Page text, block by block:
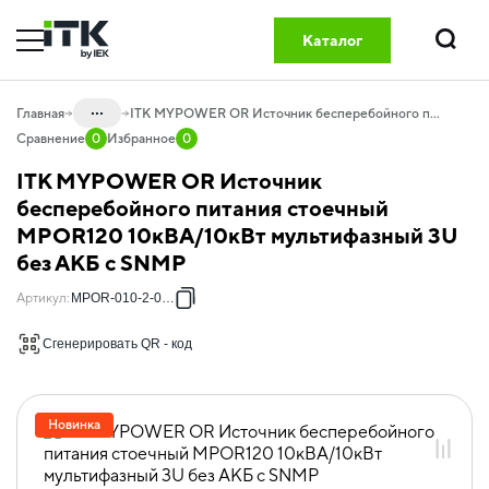
Каталог
Поиск
Главная ...
20.05 Электропитание и мониторинг
20.05.05 ИБП трехфазные
DATAPOWER
20.05.05.02 ИБП трехфазные
ITK MYPOWER OR Источник бесперебойного питания стоечный MPOR120 10кВА/10кВт мультифазный 3U без АКБ с SNMP
Сравнение 0 Избранное 0
ITK MYPOWER OR Источник
бесперебойного питания стоечный
MPOR120 10кВА/10кВт мультифазный 3U
без АКБ с SNMP
Новинка
Артикул: MPOR-010-2-00-S
Сгенерировать QR - код